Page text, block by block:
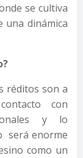
se cultiva
una dinámica
réditos son a
con
y lo
será enorme
como un